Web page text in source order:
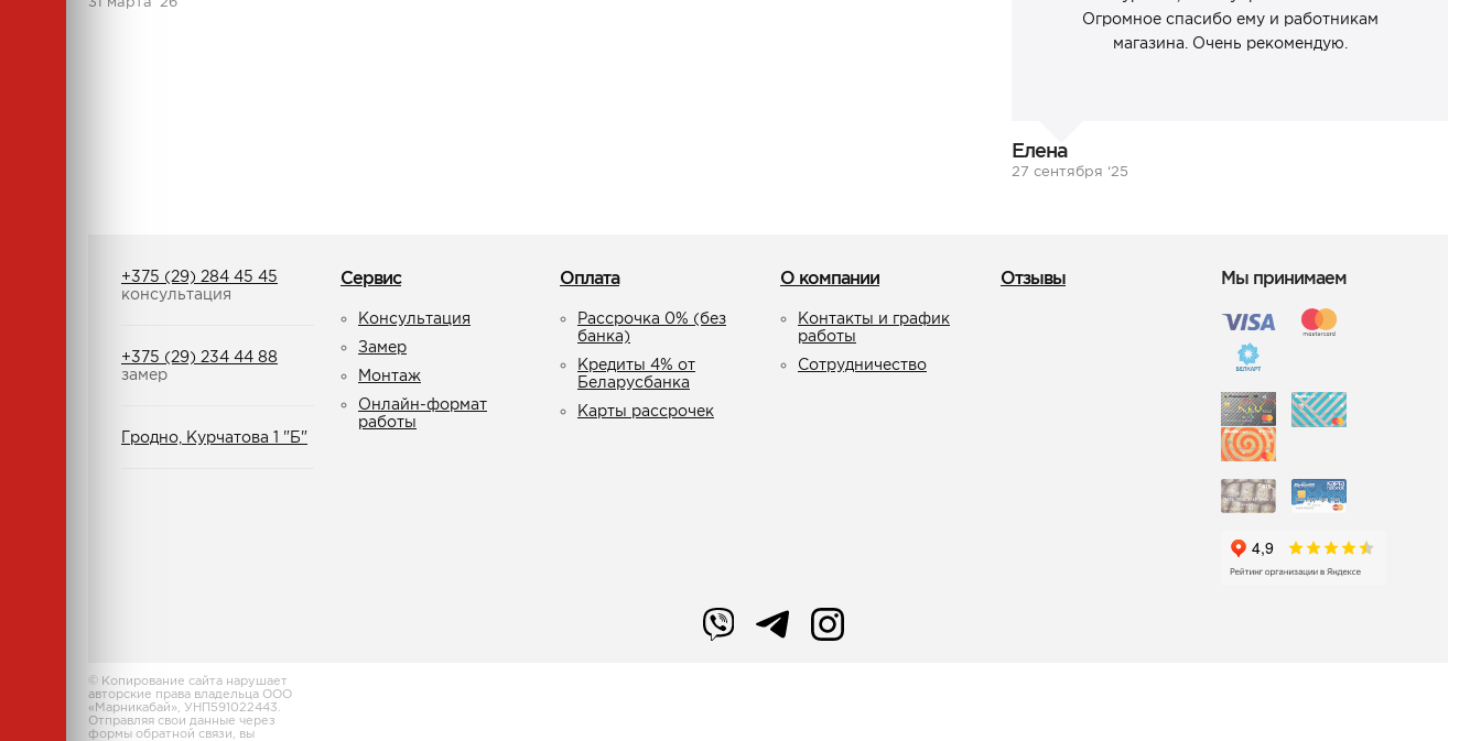
Огромное спасибо ему и работникам
магазина. Очень рекомендую.
Елена
27 сентября ‘25
+375 (29) 284 45 45
консультация
+375 (29) 234 44 88
замер
Гродно, Курчатова 1 "Б"
Сервис
Консультация
Замер
Монтаж
Онлайн-формат
работы
Оплата
Рассрочка 0% (без
банка)
Кредиты 4% от
Беларусбанка
Карты рассрочек
О компании
Контакты и график
работы
Сотрудничество
Отзывы Мы принимаем
© Копирование сайта нарушает
авторские права владельца ООО
«Марникабай», УНП591022443.
Отправляя свои данные через
формы обратной связи, вы